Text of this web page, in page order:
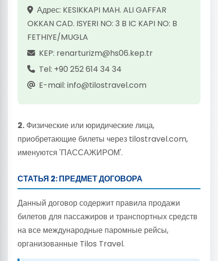
Адрес: KESIKKAPI MAH. ALI GAFFAR
OKKAN CAD. ISYERI NO: 3 B IC KAPI NO: B
FETHIYE/MUGLA
KEP: renarturizm@hs06.kep.tr
Tel: +90 252 614 34 34
E-mail: info@tilostravel.com
2. Физические или юридические лица,
приобретающие билеты через tilostravel.com,
именуются 'ПАССАЖИРОМ'.
СТАТЬЯ 2: ПРЕДМЕТ ДОГОВОРА
Данный договор содержит правила продажи
билетов для пассажиров и транспортных средств
на все международные паромные рейсы,
организованные Tilos Travel.